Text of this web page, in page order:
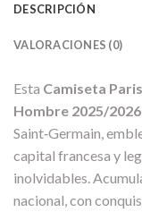
DESCRIPCIÓN
VALORACIONES (0)
Esta Camiseta
Hombre 2025/2026
Saint‑Germain,
capital francesa y
inolvidables.
nacional, con